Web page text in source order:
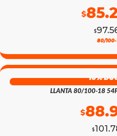
$
PRECIO
ORIGINAL
$
PRECIO
ACTUAL
80/100-
13%
LLANTA 80/100-18
$
$